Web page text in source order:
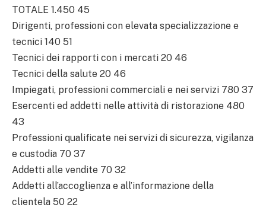
TOTALE 1.450 45
Dirigenti, professioni con elevata specializzazione e
tecnici 140 51
Tecnici dei rapporti con i mercati 20 46
Tecnici della salute 20 46
Impiegati, professioni commerciali e nei servizi 780 37
Esercenti ed addetti nelle attività di ristorazione 480
43
Professioni qualificate nei servizi di sicurezza, vigilanza
e custodia 70 37
Addetti alle vendite 70 32
Addetti all’accoglienza e all’informazione della
clientela 50 22